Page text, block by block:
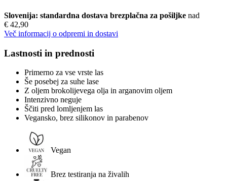
Slovenija: standardna dostava brezplačna za pošiljke nad
€ 42,90
Več informacij o odpremi in dostavi
Lastnosti in prednosti
Primerno za vse vrste las
Še posebej za suhe lase
Z oljem brokolijevega olja in arganovim oljem
Intenzivno neguje
Ščiti pred lomljenjem las
Vegansko, brez silikonov in parabenov
Vegan
Brez testiranja na živalih